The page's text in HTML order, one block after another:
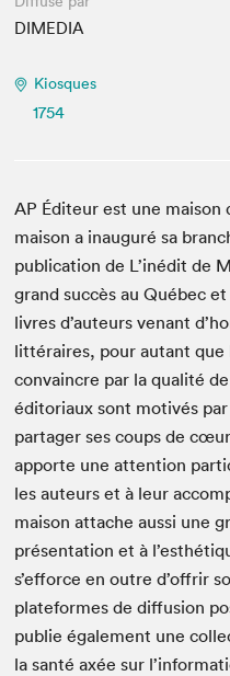
DIMEDIA
Kiosques
1754
AP Éditeur est une maison
maison a inauguré sa
publication de L’inédit de
grand succès au Québec
livres d’auteurs venant
littéraires, pour autant que
convaincre par la qualité
éditoriaux sont motivés
partager ses coups de
apporte une attention
les auteurs et à leur
maison attache aussi une
présentation et à
s’efforce en outre d’offrir
plateformes de diffusion
publie également une
la santé axée sur